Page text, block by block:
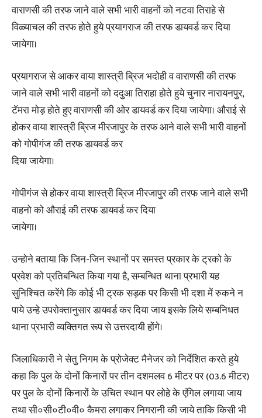
वाराणसी की तरफ जाने वाले सभी भारी वाहनों को नटवा तिराहे से
विळ्याचल की तरफ होते हुये प्रयागराज की तरफ डायवर्ड कर दिया
जायेगा।
प्रयागराज से आकर वाया शास्त्री ब्रिज भदोही व वाराणसी की तरफ
जाने वाले सभी भारी वाहनों को ददुआ तिराहा होते हुये चुनार नारायनपुर,
टॅमरा मोड़ होते हुए वाराणसी की ओर डायवर्ड कर दिया जायेगा। औराई से
होकर वाया शास्त्री ब्रिज मीरजापुर के तरफ आने वाले सभी भारी वाहनों
को गोपीगंज की तरफ डायवर्ड कर
दिया जायेगा।
गोपीगंज से होकर वाया शास्त्री ब्रिज मीरजापुर की तरफ जाने वाले सभी
वाहनो को औराई की तरफ डायवर्ड कर दिया
जायेगा।
उन्होने बताया कि जिन-जिन स्थानों पर समस्त प्रकार के ट्रको के
प्रवेश को प्रतिबन्धित किया गया है, सम्बन्धित थाना प्रभारी यह
सुनिश्चित करेंगे कि कोई भी ट्रक सड़क पर किसी भी दशा में रुकने न
पाये उन्हे उपरोक्तानुसार डायवर्ड कर दिया जाय इसके लिये सम्बनिधत
थाना प्रभारी व्यक्तिगत रूप से उत्तरदायी होंगे।
जिलाधिकारी ने सेतु निगम के प्रोजेक्ट मैनेजर को निर्देशित करते हुये
कहा कि पुल के दोनों किनारों पर तीन दशमलव 6 मीटर पर (03.6 मीटर)
पर पुल के दोनों किनारों के उचित स्थान पर लोहे के एंगिल लगाया जाय
तथा सी०सी०टी०वी० कैमरा लगाकर निगरानी की जाये ताकि किसी भी